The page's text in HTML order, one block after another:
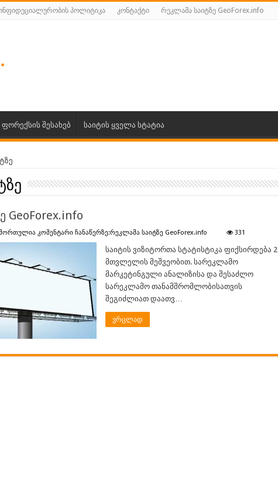
პოლიტიკა კონტაქტი რეკლამა საიტზე GeoForex.info
ფორექსის შესახებ საიტის ყველა სტატია
GeoForex.info
კომენტარი ჩანაწერზე:რეკლამა საიტზე GeoForex.info 331
საიტის ვიზიტორთა სტატისტიკა ფიქსირდება 2
მთვლელის მეშვეობით. სარეკლამო
მარკეტინგული ანალიზისა და შესაძლო
სარეკლამო თანამშრომლობისათვის
შეგიძლიათ დაათვ…
ვრცლად